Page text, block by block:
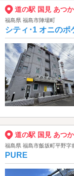
道の駅 国見 あつ
福島県 福島市陣場町
シティ･1 オニのポ
道の駅 国見 あつ
福島県 福島市飯坂町平野字
PURE